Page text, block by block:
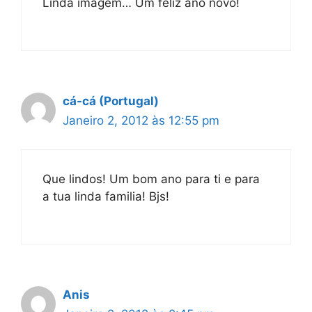
cá-cá (Portugal)
Janeiro 2, 2012 às 12:55 pm
Que lindos! Um bom ano para ti e para
a tua linda familia! Bjs!
Anis